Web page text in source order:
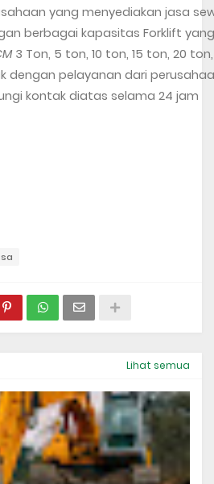
yang menyediakan jasa
berbagai kapasitas Forklift
3 Ton, 5 ton, 10 ton, 15 ton, 20
dengan pelayanan dari
kontak diatas selama 24 jam
Lihat semua